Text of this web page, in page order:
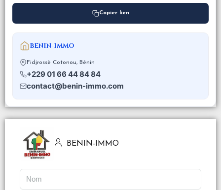
Copier lien
BENIN-IMMO
Fidjrossè Cotonou, Bénin
+229 01 66 44 84 84
contact@benin-immo.com
BENIN-IMMO